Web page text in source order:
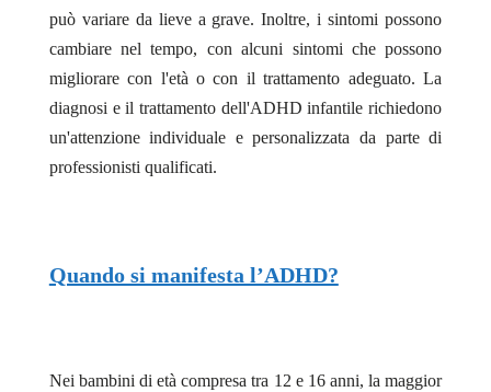
può variare da lieve a grave. Inoltre, i sintomi possono
cambiare nel tempo, con alcuni sintomi che possono
migliorare con l'età o con il trattamento adeguato. La
diagnosi e il trattamento dell'ADHD infantile richiedono
un'attenzione individuale e personalizzata da parte di
professionisti qualificati.
Quando si manifesta l’ADHD?
Nei bambini di età compresa tra 12 e 16 anni, la maggior